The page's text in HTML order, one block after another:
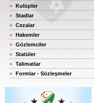
Kulüpler
Stadlar
Cezalar
Hakemler
Gözlemciler
Statüler
Talimatlar
Formlar - Sözleşmeler